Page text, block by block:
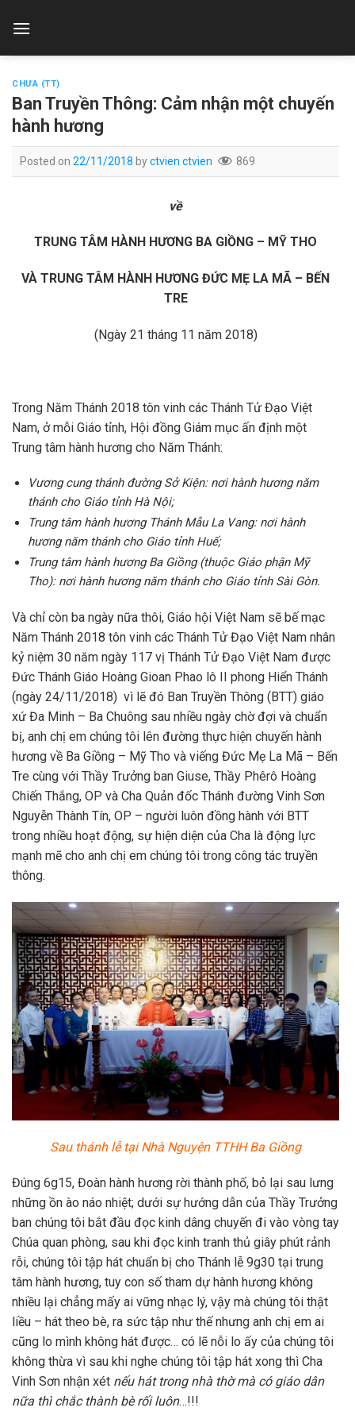
CHƯA (TT)
Ban Truyền Thông: Cảm nhận một chuyến
hành hương
Posted on 22/11/2018 byctvien ctvien 869
về
TRUNG TÂM HÀNH HƯƠNG BA GIỒNG – MỸ THO
VÀ TRUNG TÂM HÀNH HƯƠNG ĐỨC MẸ LA MÃ – BẾN
TRE
(Ngày 21 tháng 11 năm 2018)
Trong Năm Thánh 2018 tôn vinh các Thánh Tử Đạo Việt
Nam, ở mỗi Giáo tỉnh, Hội đồng Giám mục ấn định một
Trung tâm hành hương cho Năm Thánh:
Vương cung thánh đường Sở Kiện: nơi hành hương năm
thánh cho Giáo tỉnh Hà Nội;
Trung tâm hành hương Thánh Mẫu La Vang: nơi hành
hương năm thánh cho Giáo tỉnh Huế;
Trung tâm hành hương Ba Giồng (thuộc Giáo phận Mỹ
Tho): nơi hành hương năm thánh cho Giáo tỉnh Sài Gòn.
Và chỉ còn ba ngày nữa thôi, Giáo hội Việt Nam sẽ bế mạc
Năm Thánh 2018 tôn vinh các Thánh Tử Đạo Việt Nam nhân
kỷ niệm 30 năm ngày 117 vị Thánh Tử Đạo Việt Nam được
Đức Thánh Giáo Hoàng Gioan Phao lô II phong Hiển Thánh
(ngày 24/11/2018) vì lẽ đó Ban Truyền Thông (BTT) giáo
xứ Đa Minh – Ba Chuông sau nhiều ngày chờ đợi và chuẩn
bị, anh chị em chúng tôi lên đường thực hiện chuyến hành
hương về Ba Giồng – Mỹ Tho và viếng Đức Mẹ La Mã – Bến
Tre cùng với Thầy Trưởng ban Giuse, Thầy Phêrô Hoàng
Chiến Thắng, OP và Cha Quản đốc Thánh đường Vinh Sơn
Nguyễn Thành Tín, OP – người luôn đồng hành với BTT
trong nhiều hoạt động, sự hiện diện của Cha là động lực
mạnh mẽ cho anh chị em chúng tôi trong công tác truyền
thông.
Sau thánh lễ tại Nhà Nguyện TTHH Ba Giồng
Đúng 6g15, Đoàn hành hương rời thành phố, bỏ lại sau lưng
những ồn ào náo nhiệt; dưới sự hướng dẫn của Thầy Trưởng
ban chúng tôi bắt đầu đọc kinh dâng chuyến đi vào vòng tay
Chúa quan phòng, sau khi đọc kinh tranh thủ giây phút rảnh
rỗi, chúng tôi tập hát chuẩn bị cho Thánh lễ 9g30 tại trung
tâm hành hương, tuy con số tham dự hành hương không
nhiều lại chẳng mấy ai vững nhạc lý, vậy mà chúng tôi thật
liều – hát theo bè, ra sức tập như thế nhưng anh chị em ai
cũng lo mình không hát được… có lẽ nỗi lo ấy của chúng tôi
không thừa vì sau khi nghe chúng tôi tập hát xong thì Cha
Vinh Sơn nhận xét nếu hát trong nhà thờ mà có giáo dân
nữa thì chắc thành bè rối luôn…!!!